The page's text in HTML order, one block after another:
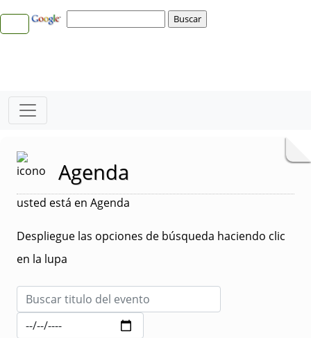
Agenda
usted está en Agenda
Despliegue las opciones de búsqueda haciendo clic
en la lupa